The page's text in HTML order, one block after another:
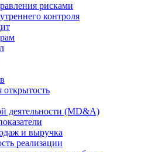
рисками
контроля
деятельности (MD&A)
и выручка
реализации